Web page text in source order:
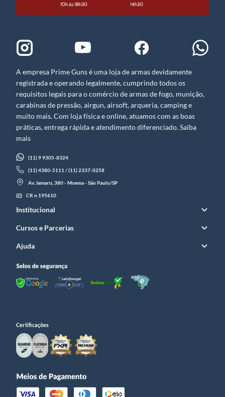
10h às 18h30
14h30
A empresa Prime Guns é uma loja de armas devidamente
registrada e operando legalmente, cumprindo todos os
requisitos legais para o comércio de armas de fogo, munição,
carabinas de pressão, airgun, airsoft, arqueria, camping e
muito mais. Com loja física e online, atuamos com as boas
práticas, entrega rápida e atendimento diferenciado. Saiba
mais
(11) 9 9305-8324
(11) 4380-5111 / (11) 2337-0258
Av. Jamaris, 380 - Moema - São Paulo/SP
CR n 195610
Institucional
Cursos e Parcerias
Ajuda
Certificações